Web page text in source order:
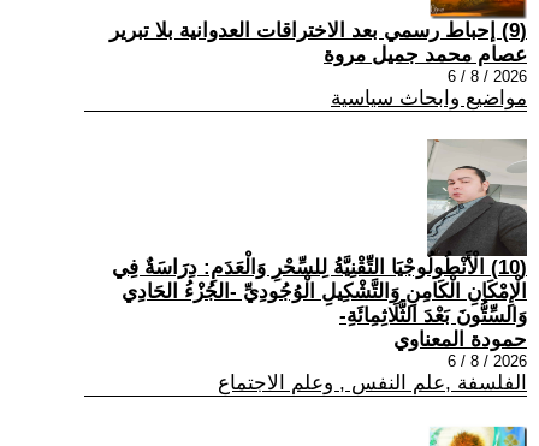
(9) إحباط رسمي بعد الاختراقات العدوانية بلا تبرير
عصام محمد جميل مروة
2026 / 8 / 6
مواضيع وابحاث سياسية
(10) الْأَنْطُولُوجْيَا التِّقْنِيَّةُ لِلسِّحْرِ وَالْعَدَمِ: دِرَاسَةٌ فِي
الْإِمْكَانِ الْكَامِنِ وَالتَّشْكِيلِ الْوُجُودِيِّ -الجُزْءُ الحَادِي
وَالسِّتُّونَ بَعْدَ الثَّلَاثِمِائَةِ-
حمودة المعناوي
2026 / 8 / 6
الفلسفة ,علم النفس , وعلم الاجتماع